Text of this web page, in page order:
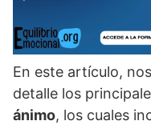
En este artí­culo,
detalle los
ánimo, los cuales